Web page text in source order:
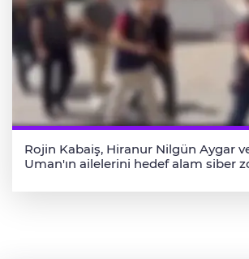
Rojin Kabaiş, Hiranur Nilgün Aygar
Uman'ın ailelerini hedef alam siber